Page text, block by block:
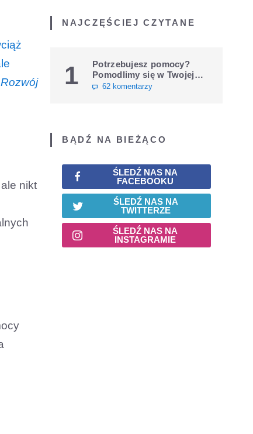
Rozwój
nikt
NAJCZĘŚCIEJ CZYTANE
1
Potrzebujesz pomocy?
Pomodlimy się w Twojej
intencji
62 komentarzy
BĄDŹ NA BIEŻĄCO
ŚLEDŹ NAS NA
FACEBOOKU
ŚLEDŹ NAS NA
TWITTERZE
ŚLEDŹ NAS NA
INSTAGRAMIE